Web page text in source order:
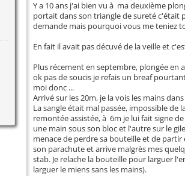
Y a 10 ans j'ai bien vu à ma deuxième
portait dans son triangle de sureté c'était
demande mais pourquoi vous me teniez
En fait il avait pas décuvé de la veille et
Plus récement en septembre, plongée en
ok pas de soucis je refais un breaf
moi donc ...
Arrivé sur les 20m, je la vois les mains
La sangle était mal passée, impossible de
remontée assistée, à 6m je lui fait signe
une main sous son bloc et l'autre sur le
menace de perdre sa bouteille et de
son parachute et arrive malgrès mes
stab. Je relache la bouteille pour larguer
larguer le miens sans les mains).